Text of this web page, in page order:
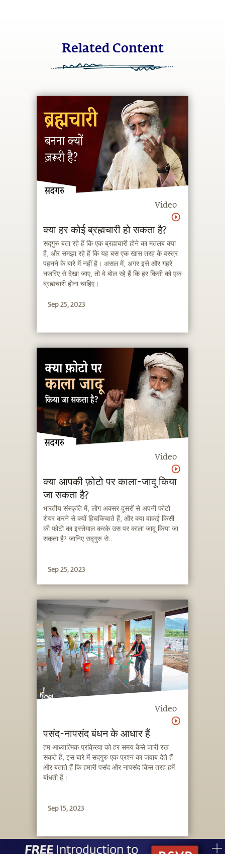
Related Content
Video
क्या हर कोई ब्रह्मचारी हो सकता है?
सद्गुरु बता रहे हैं कि एक ब्रह्मचारी होने का मतलब क्या
है, और समझा रहे हैं कि यह बस एक खास तरह के वस्त्र
पहनने के बारे में नहीं है। असल में, अगर इसे और गहरे
नजरिए से देखा जाए, तो वे बोल रहे हैं कि हर किसी को एक
ब्रह्मचारी होना चाहिए।
Sep 25, 2023
Video
क्या आपकी फ़ोटो पर काला-जादू किया
जा सकता है?
भारतीय संस्कृति में, लोग अक्सर दूसरों से अपनी फोटो
शेयर करने से क्यों हिचकिचाते हैं, और क्या वाकई किसी
की फोटो का इस्तेमाल करके उस पर काला जादू किया जा
सकता है? जानिए सद्गुरु से..
Sep 25, 2023
Video
पसंद-नापसंद बंधन के आधार हैं
हम आध्यात्मिक प्रक्रिया को हर समय कैसे जारी रख
सकते हैं, इस बारे में सद्गुरु एक प्रश्न का जवाब देते हैं
और बताते हैं कि हमारी पसंद और नापसंद किस तरह हमें
बांधती हैं।
Sep 15, 2023